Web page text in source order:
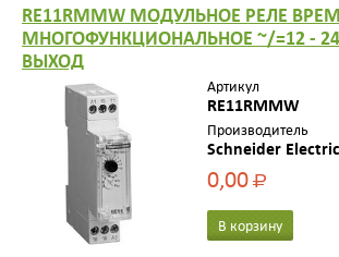
RE11RMMW МОДУЛЬНОЕ РЕЛЕ
МНОГОФУНКЦИОНАЛЬНОЕ ~/=12 -
ВЫХОД
Артикул
RE11RMMW
Производитель
Schneider Electric
0,00Р
В корзину